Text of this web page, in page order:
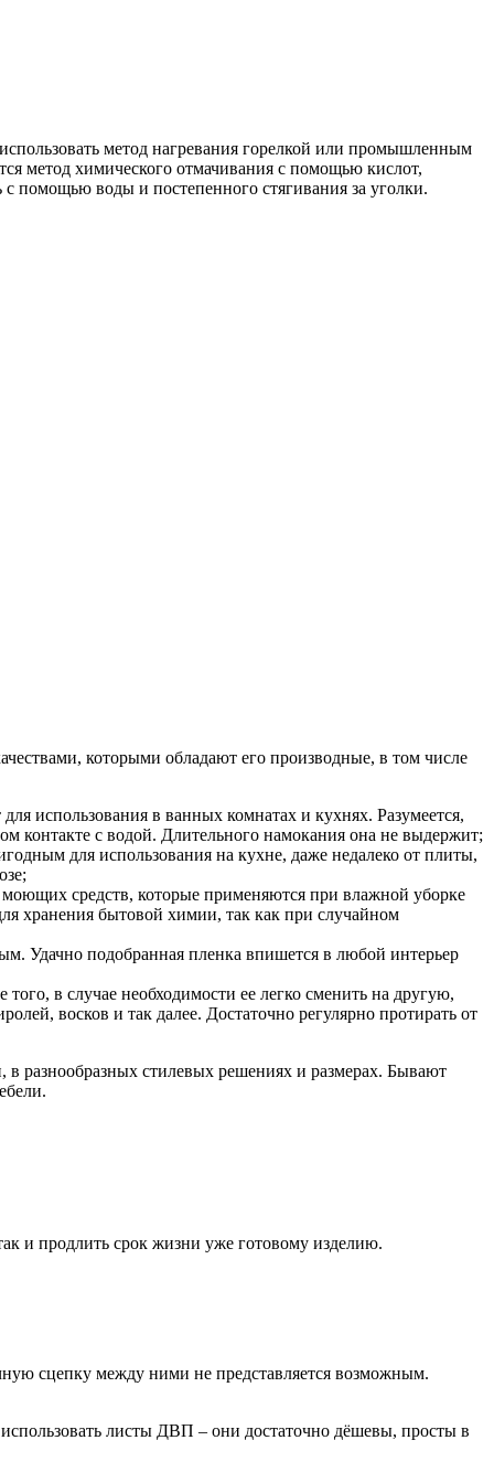
метод нагревания горелкой или промышленным
метод химического отмачивания с помощью кислот,
помощью воды и постепенного стягивания за уголки.
которыми обладают его производные, в том числе
использования в ванных комнатах и кухнях. Разумеется,
контакте с водой. Длительного намокания она не выдержит;
для использования на кухне, даже недалеко от плиты,
средств, которые применяются при влажной уборке
хранения бытовой химии, так как при случайном
Удачно подобранная пленка впишется в любой интерьер
в случае необходимости ее легко сменить на другую,
восков и так далее. Достаточно регулярно протирать от
разнообразных стилевых решениях и размерах. Бывают
и продлить срок жизни уже готовому изделию.
сцепку между ними не представляется возможным.
листы ДВП – они достаточно дёшевы, просты в